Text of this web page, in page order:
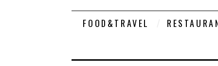
FOOD&TRAVEL